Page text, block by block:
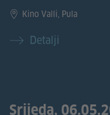
Kino Valli, Pula
Detalji
Srijeda,